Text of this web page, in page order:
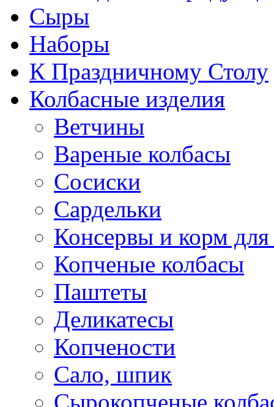
Сыры
Наборы
К Праздничному Столу
Колбасные изделия
Ветчины
Вареные колбасы
Сосиски
Сардельки
Консервы и корм
Копченые колбасы
Паштеты
Деликатесы
Копчености
Сало, шпик
Сырокопченые